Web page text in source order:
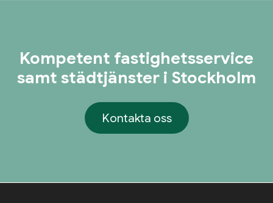
Kompetent fastighetsservice
samt städtjänster i Stockholm
Kontakta oss